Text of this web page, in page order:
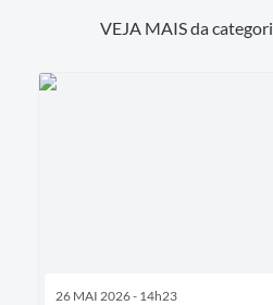
VEJA MAIS da
26 MAI 2026 - 14h23